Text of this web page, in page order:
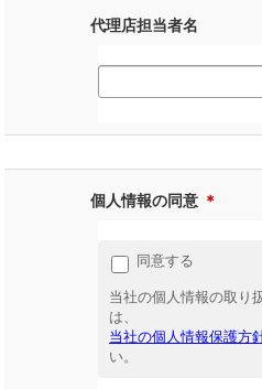
代理店担当者名
個人情報の同意 ＊
同意する
当社の個人情報の取り
は、
当社の個人情報保護方
い。